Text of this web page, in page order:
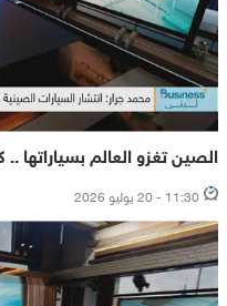
الصين تغزو العالم بسياراتها
11:30 - 20 يوليو 2026